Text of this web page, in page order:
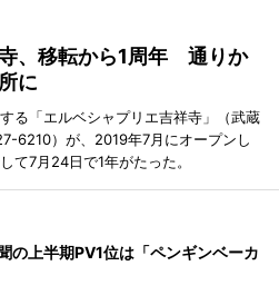
、移転から1周年 通りか
に
る「エルベシャプリエ吉祥寺」（武蔵
6210）が、2019年7月にオープンし
て7月24日で1年がたった。
の上半期PV1位は「ペンギンベーカ